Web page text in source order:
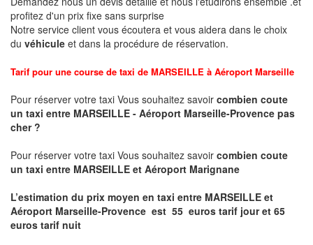
profitez d'un prix fixe sans surprise
Notre service client vous écoutera et vous aidera dans le choix
du véhicule et dans la procédure de réservation.
Tarif pour une course de taxi de MARSEILLE à Aéroport Marseille
Pour réserver votre taxi Vous souhaitez savoir combien coute
un taxi entre MARSEILLE - Aéroport Marseille-Provence pas
cher ?
Pour réserver votre taxi Vous souhaitez savoir combien coute
un taxi entre MARSEILLE et Aéroport Marignane
L’estimation du prix moyen en taxi entre MARSEILLE et
Aéroport Marseille-Provence est 55 euros tarif jour et 65
euros tarif nuit